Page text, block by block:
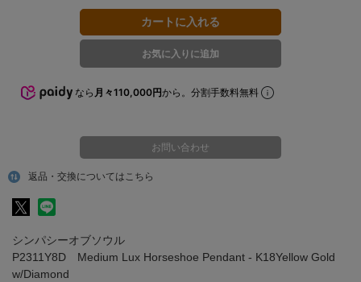
なら 月々110,000円から。分割手数料無料
返品・交換についてはこちら
お問い合わせ
シンパシーオブソウル
P2311Y8D Medium Lux Horseshoe Pendant - K18Yellow Gold
w/Diamond